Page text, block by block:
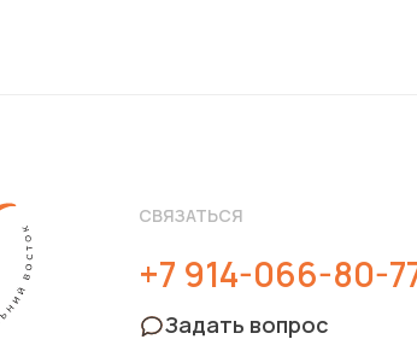
СВЯЗАТЬСЯ
Задать вопрос
+7 914-066-80-